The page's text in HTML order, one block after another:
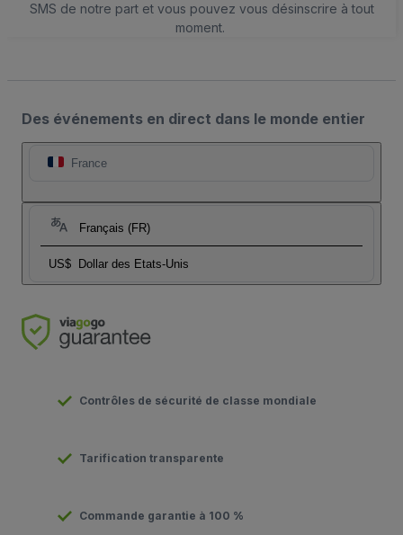
SMS de notre part et vous pouvez vous désinscrire à tout
moment.
Des événements en direct dans le monde entier
France
Français (FR)
US$ Dollar des Etats-Unis
Contrôles de sécurité de classe mondiale
Tarification transparente
Commande garantie à 100 %